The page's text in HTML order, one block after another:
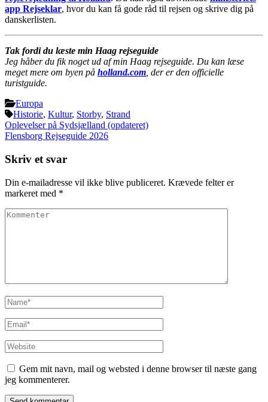
app Rejseklar, hvor du kan få gode råd til rejsen og skrive dig på
danskerlisten.
Tak fordi du læste min Haag rejseguide
Jeg håber du fik noget ud af min Haag rejseguide. Du kan læse
meget mere om byen på holland.com, der er den officielle
turistguide.
Europa
Historie, Kultur, Storby, Strand
Indlægsnavigation
Oplevelser på Sydsjælland (opdateret)
Flensborg Rejseguide 2026
Skriv et svar
Din e-mailadresse vil ikke blive publiceret. Krævede felter er
markeret med *
Kommenter
Name*
Email*
Website
Gem mit navn, mail og websted i denne browser til næste gang
jeg kommenterer.